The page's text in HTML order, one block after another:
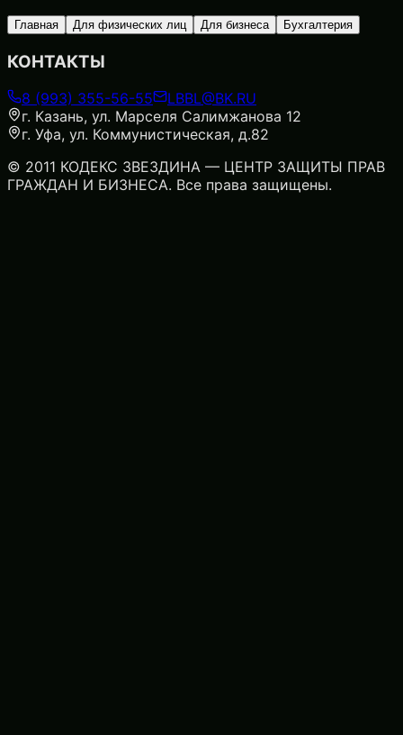
Главная Для физических лиц Для бизнеса Бухгалтерия
КОНТАКТЫ
8 (993) 355-56-55
LBBL@BK.RU
г. Казань, ул. Марселя Салимжанова 12
г. Уфа, ул. Коммунистическая, д.82
© 2011 КОДЕКС ЗВЕЗДИНА — ЦЕНТР ЗАЩИТЫ ПРАВ
ГРАЖДАН И БИЗНЕСА. Все права защищены.